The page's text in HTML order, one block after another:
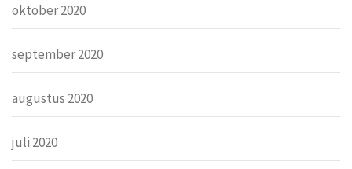
oktober 2020
september 2020
augustus 2020
juli 2020